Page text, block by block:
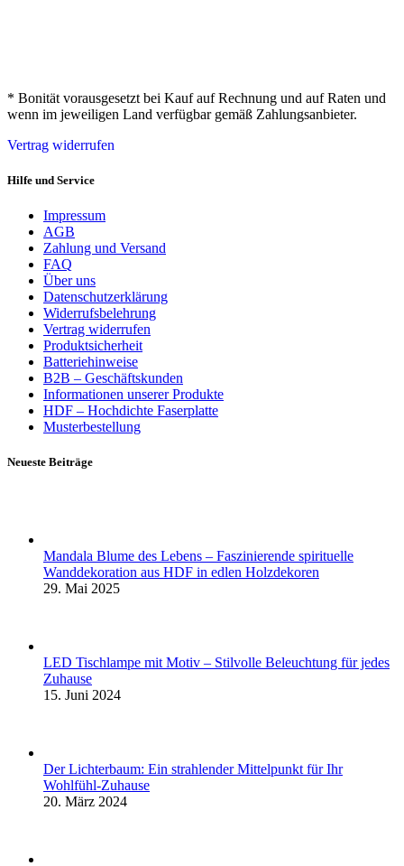
* Bonität vorausgesetzt bei Kauf auf Rechnung und auf Raten und
wenn im jeweiligen Land verfügbar gemäß Zahlungsanbieter.
Vertrag widerrufen
Hilfe und Service
Impressum
AGB
Zahlung und Versand
FAQ
Über uns
Datenschutzerklärung
Widerrufsbelehrung
Vertrag widerrufen
Produktsicherheit
Batteriehinweise
B2B – Geschäftskunden
Informationen unserer Produkte
HDF – Hochdichte Faserplatte
Musterbestellung
Neueste Beiträge
Mandala Blume des Lebens – Faszinierende spirituelle
Wanddekoration aus HDF in edlen Holzdekoren
29. Mai 2025
LED Tischlampe mit Motiv – Stilvolle Beleuchtung für jedes
Zuhause
15. Juni 2024
Der Lichterbaum: Ein strahlender Mittelpunkt für Ihr
Wohlfühl-Zuhause
20. März 2024